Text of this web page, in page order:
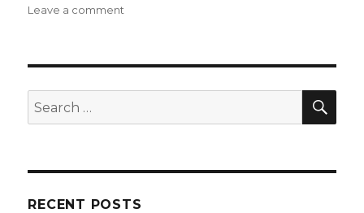
on
Leave a comment
làm
da
Search
for:
RECENT POSTS